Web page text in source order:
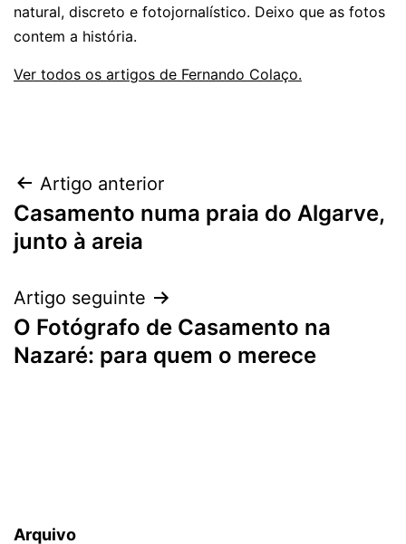
natural, discreto e fotojornalístico. Deixo que as fotos
contem a história.
Ver todos os artigos de Fernando Colaço.
Navegação
de
Artigo anterior
Casamento numa praia do Algarve,
junto à areia
Artigo seguinte
O Fotógrafo de Casamento na
Nazaré: para quem o merece
Arquivo